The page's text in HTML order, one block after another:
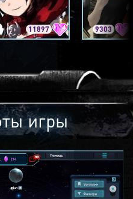
11897 9303
игры